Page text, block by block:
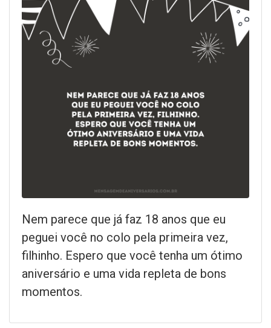
Nem parece que já faz 18 anos que eu
peguei você no colo pela primeira vez,
filhinho. Espero que você tenha um ótimo
aniversário e uma vida repleta de bons
momentos.